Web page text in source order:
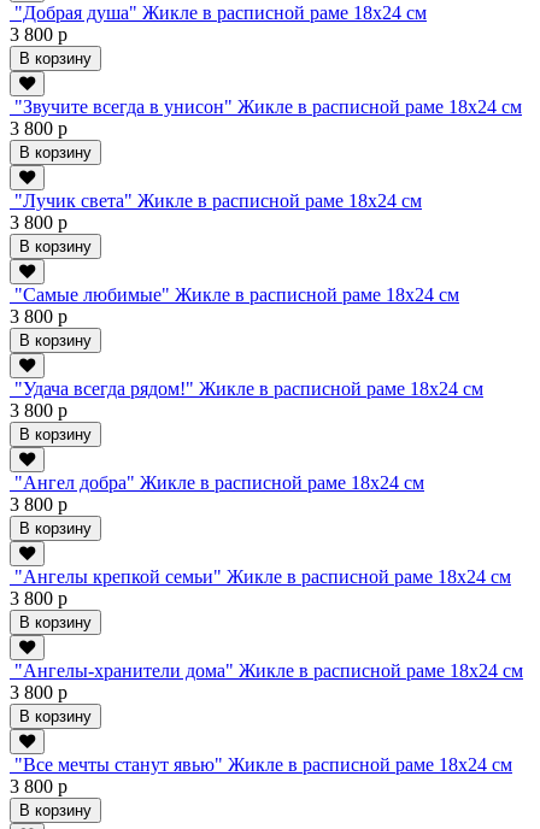
"Добрая душа" Жикле в расписной раме 18х24 см
3 800 р
В корзину
"Звучите всегда в унисон" Жикле в расписной раме 18х24 см
3 800 р
В корзину
"Лучик света" Жикле в расписной раме 18х24 см
3 800 р
В корзину
"Самые любимые" Жикле в расписной раме 18х24 см
3 800 р
В корзину
"Удача всегда рядом!" Жикле в расписной раме 18х24 см
3 800 р
В корзину
"Ангел добра" Жикле в расписной раме 18х24 см
3 800 р
В корзину
"Ангелы крепкой семьи" Жикле в расписной раме 18х24 см
3 800 р
В корзину
"Ангелы-хранители дома" Жикле в расписной раме 18х24 см
3 800 р
В корзину
"Все мечты станут явью" Жикле в расписной раме 18х24 см
3 800 р
В корзину